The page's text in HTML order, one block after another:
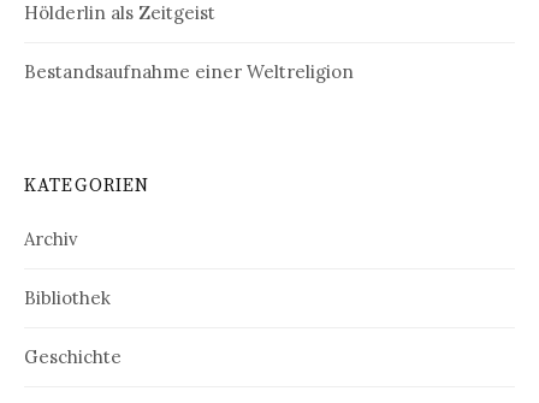
Hölderlin als Zeitgeist
Bestandsaufnahme einer Weltreligion
KATEGORIEN
Archiv
Bibliothek
Geschichte